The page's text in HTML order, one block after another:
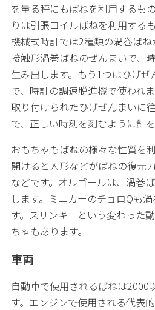
を量る秤にもばねを利用するも
りは引張コイルばねを利用するも
機械式時計では2種類の渦巻ば
接触形渦巻ばねのぜんまいで、
生み出します。もう1つはひげ
で、時計の調速脱進機で使われ
取り付けられたひげぜんまいに
で、正しい時刻を刻むように針を
おもちゃもばねの様々な性質を
開けると人形などがばねの復元
などです。オルゴールは、渦巻
します。ミニカーのチョロQも
す。スリンキーという変わった
ちゃもあります。
車両
自動車で使用されるばねは2000
す。エンジンで使用される代表